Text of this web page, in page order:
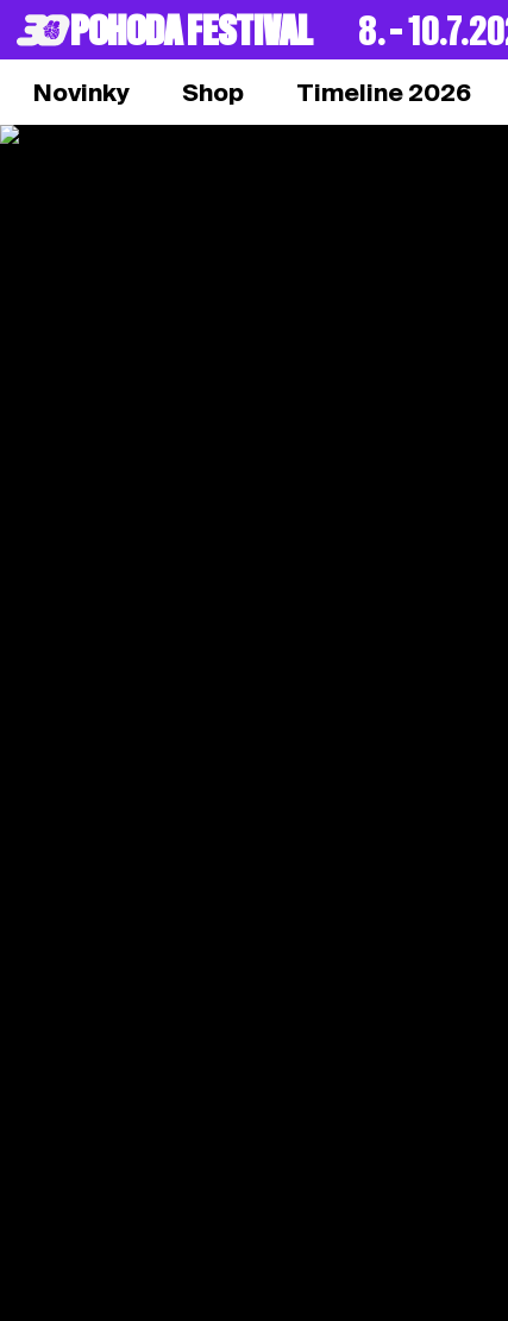
POHODA FESTIVAL 8. –
Novinky Shop Timeline 2026